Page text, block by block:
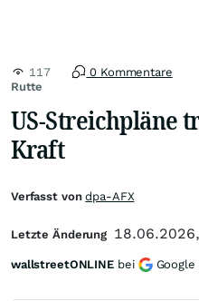
Rutte
117 0 Kommentare
US-Streichpläne
Kraft
Verfasst vondpa-AFX
Letzte Änderung
wallstreetONLINE bei